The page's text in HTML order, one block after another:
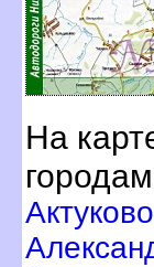
На
Актуково